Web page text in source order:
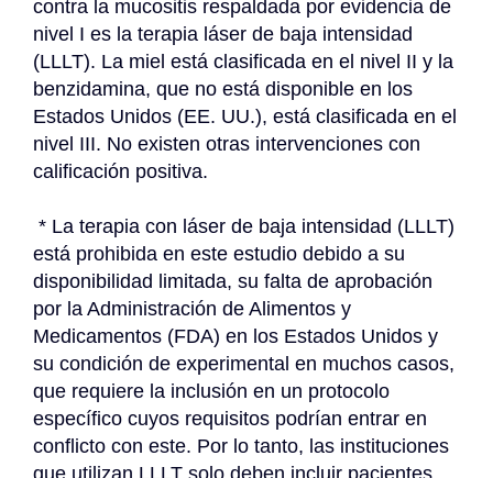
contra la mucositis respaldada por evidencia de
nivel I es la terapia láser de baja intensidad
(LLLT). La miel está clasificada en el nivel II y la
benzidamina, que no está disponible en los
Estados Unidos (EE. UU.), está clasificada en el
nivel III. No existen otras intervenciones con
calificación positiva.
está prohibida en este estudio debido a su
disponibilidad limitada, su falta de aprobación
por la Administración de Alimentos y
Medicamentos (FDA) en los Estados Unidos y
su condición de experimental en muchos casos,
que requiere la inclusión en un protocolo
específico cuyos requisitos podrían entrar en
conflicto con este. Por lo tanto, las instituciones
que utilizan LLLT solo deben incluir pacientes